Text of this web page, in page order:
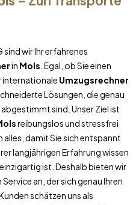
sind wir Ihr erfahrenes
in Mols . Egal, ob Sie einen
internationale Umzugsrechner
Lösungen, die genau
sind. Unser Ziel ist
reibungslos und stressfrei
alles, damit Sie sich entspannt
langjährigen Erfahrung wissen
einzigartig ist. Deshalb bieten wir
an, der sich genau Ihren
schätzen uns als